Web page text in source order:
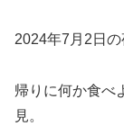
2024年7月2日の
帰りに何か食べ
見。